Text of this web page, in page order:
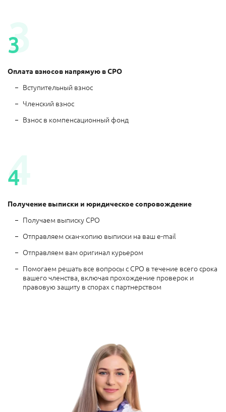
Оплата взносов напрямую в СРО
Вступительный взнос
Членский взнос
Взнос в компенсационный фонд
Получение выписки и юридическое сопровождение
Получаем выписку СРО
Отправляем скан-копию выписки на ваш e-mail
Отправляем вам оригинал курьером
Помогаем решать все вопросы с СРО в течение всего срока
вашего членства, включая прохождение проверок и
правовую защиту в спорах с партнерством